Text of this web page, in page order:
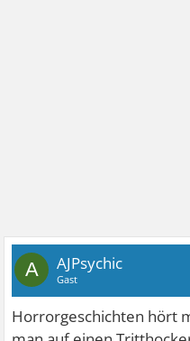
A AJPsychic
Gast
Horrorgeschichten hört